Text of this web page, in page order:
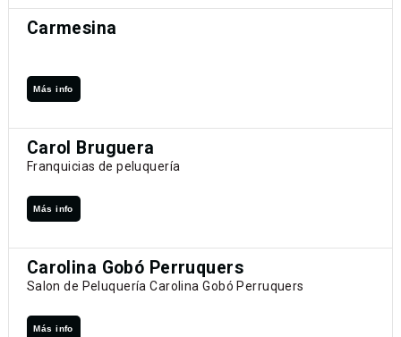
Carmesina
Más info
Carol Bruguera
Franquicias de peluquería
Más info
Carolina Gobó Perruquers
Salon de Peluquería Carolina Gobó Perruquers
Más info